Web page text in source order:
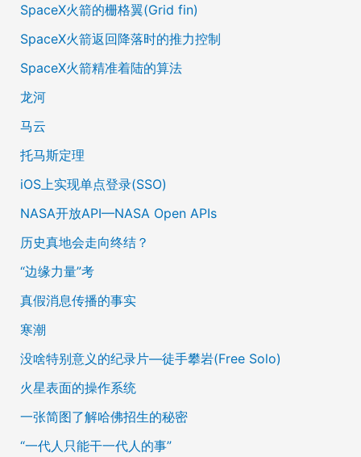
SpaceX火箭的栅格翼(Grid fin)
SpaceX火箭返回降落时的推力控制
SpaceX火箭精准着陆的算法
龙河
马云
托马斯定理
iOS上实现单点登录(SSO)
NASA开放API—NASA Open APIs
历史真地会走向终结？
“边缘力量”考
真假消息传播的事实
寒潮
没啥特别意义的纪录片—徒手攀岩(Free Solo)
火星表面的操作系统
一张简图了解哈佛招生的秘密
“一代人只能干一代人的事”